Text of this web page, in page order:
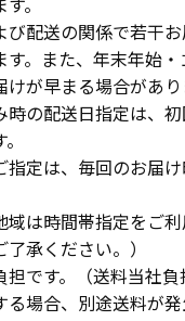
配送の関係で若干
す。また、年末年始
が早まる場合があり
の配送日指定は、
定は、毎回のお届
は時間帯指定をご利
承ください。）
です。（送料当社
場合、別途送料が発